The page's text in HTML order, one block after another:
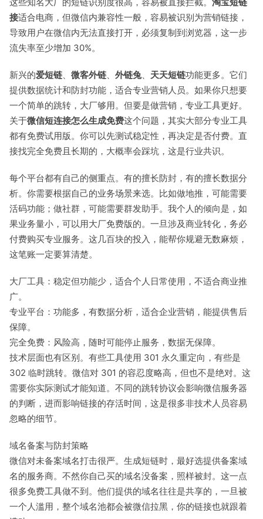
接适合电商，但微信内兼容性一般，容易被识别为营销链接，
导致用户在微信内无法直接打开，必须复制到浏览器，这一步
流失率至少增加 30%。
新兴的爱短链、 微客外链、 外链兔、 天天短链功能更多。它们
提供数据统计和防封功能，适合专业营销人员。如果你只想要
一个简单的跳转，大厂够用。但要是做营销，专业工具更好。
关于微信短连接怎么生成免费这个问题，其实大部分专业工具
都有免费试用版。你可以先测试稳定性，再决定是否付费。直
接找完全免费且长期的，大概率会踩坑，这是行业共识。
每个平台都有自己的侧重点。有的擅长防封，有的擅长数据分
析。你需要根据自己的业务场景来选。比如做地推，可能需要
活码功能；做社群，可能需要群发助手。我个人的倾向是，如
果业务量小，可以用大厂免费版的。一旦涉及商业转化，务必
付费购买专业服务。这几百块的投入，能帮你规避无数麻烦，
这笔账一定要算清楚。
大厂工具：稳定但功能少，适合个人日常使用，不适合商业推
广。
专业平台：功能多，有数据分析，适合企业营销，能提供售后
保障。
完全免费：风险高，随时可能停止服务，数据无保障。
技术层面也有区别。有些工具使用 301 永久重定向，有些是
302 临时跳转。微信对 301 的容忍度略高，但也不是绝对。这
需要你实际测试才能知道。不同的跳转协议会影响微信服务器
的判断，进而影响链接的存活时间，这是很多非技术人员容易
忽略的细节。
域名备案与防封策略
微信对未备案域名打击很严。生成短链时，最好选提供备案域
名的服务商。不然你自己买的域名没备案，照样被封。这一点
很多免费工具做不到。他们提供的域名往往是共享的，一旦被
一个人滥用，整个域名池都会被微信拉黑，你的链接也就跟着